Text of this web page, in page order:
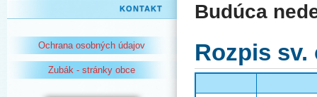
KONTAKT
Ochrana osobných údajov
Zubák - stránky obce
Budúca
Rozpis sv.